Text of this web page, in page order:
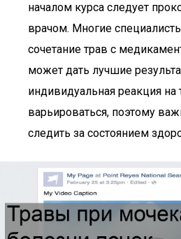
началом курса следует
врачом. Многие
сочетание трав с
может дать лучшие
индивидуальная реакция
варьироваться, поэтому
следить за состоянием